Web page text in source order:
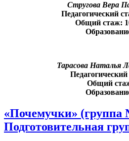
Стругова Вера
Педагогический
Общий стаж:
Тарасова Наталья
Общий
«Почемучки» (группа
Подготовительная